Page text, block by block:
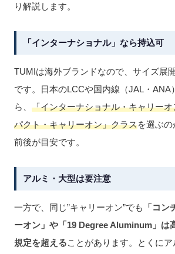
り解説します。
「インターナショナル」なら持込可
TUMIは海外ブランドなので、サイズ展
です。日本のLCCや国内線（JAL・ANA
ら、 「インターナショナル・キャリー
パクト・キャリーオン」クラスを選ぶ
前後が目安です。
アルミ・大型は要注意
一方で、同じ”キャリーオン”でも
「コ
ーオン」や「19 Degree Aluminum」は
規定を超えることがあります。とくに